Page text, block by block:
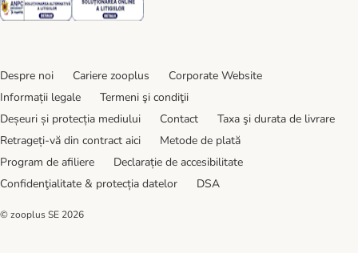
Despre noi Cariere zooplus
Corporate Website
Informații legale
Termeni şi condiţii
Deșeuri și protecția mediului
Contact
Taxa şi durata de livrare
Retrageți-vă din contract aici
Metode de plată
Program de afiliere
Declarație de accesibilitate
Confidenţialitate & protecția datelor
DSA
© zooplus SE 2026